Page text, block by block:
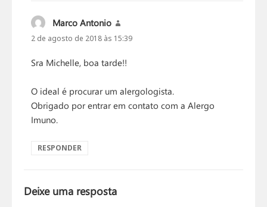
Marco Antonio
2 de agosto de 2018 às 15:39
Sra Michelle, boa tarde!!
O ideal é procurar um alergologista.
Obrigado por entrar em contato com a Alergo
Imuno.
RESPONDER
Deixe uma resposta